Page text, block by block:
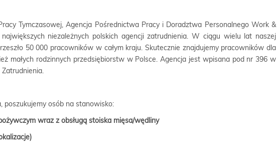
Tymczasowej, Agencja Pośrednictwa Pracy i Doradztwa Personalnego Work &
niezależnych polskich agencji zatrudnienia. W ciągu wielu lat naszej
50 000 pracowników w całym kraju. Skutecznie znajdujemy pracowników dla
małych rodzinnych przedsiębiorstw w Polsce. Agencja jest wpisana pod nr 396 w
poszukujemy osób na stanowisko:
wraz z obsługą stoiska mięsa/wędliny